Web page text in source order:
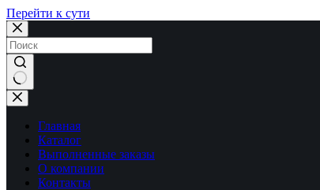
Перейти к сути
Ничего
не
найденоГлавная
Каталог
Выполненные заказы
О компании
Контакты